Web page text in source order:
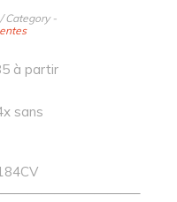
Category -
à partir
sans